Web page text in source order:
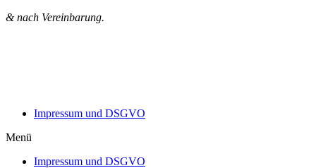
& nach Vereinbarung.
Impressum und DSGVO
Menü
Impressum und DSGVO